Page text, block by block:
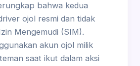
bahwa kedua
ojol resmi dan tidak
Mengemudi (SIM).
akun ojol milik
saat ikut dalam aksi